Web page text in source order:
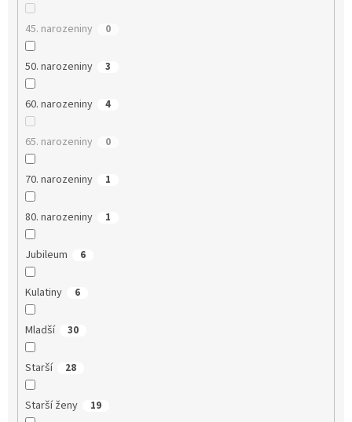
45. narozeniny 0
50. narozeniny 3
60. narozeniny 4
65. narozeniny 0
70. narozeniny 1
80. narozeniny 1
Jubileum 6
Kulatiny 6
Mladší 30
Starší 28
Starší ženy 19